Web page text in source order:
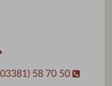
58 70 50